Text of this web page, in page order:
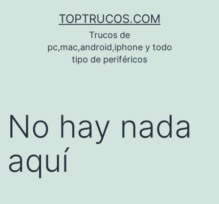
TOPTRUCOS.COM
Trucos de
pc,mac,android,iphone y todo
tipo de periféricos
No hay nada
aquí